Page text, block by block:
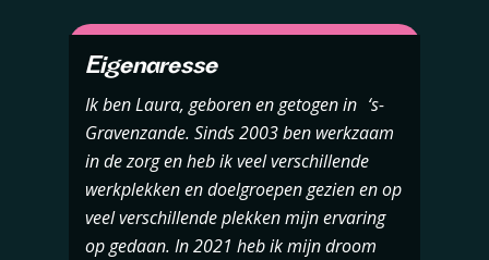
Eigenaresse
Ik ben Laura, geboren en getogen in ‘s-
Gravenzande. Sinds 2003 ben werkzaam
in de zorg en heb ik veel verschillende
werkplekken en doelgroepen gezien en op
veel verschillende plekken mijn ervaring
op gedaan. In 2021 heb ik mijn droom